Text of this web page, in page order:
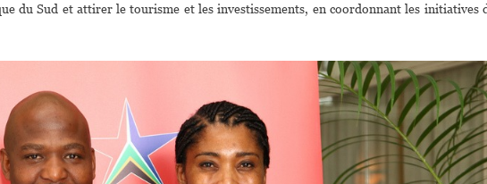
du Sud et attirer le tourisme et les investissements, en coordonnant les initiatives